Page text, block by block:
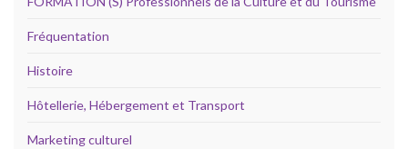
Fréquentation
Histoire
Hôtellerie, Hébergement et Transport
Marketing culturel